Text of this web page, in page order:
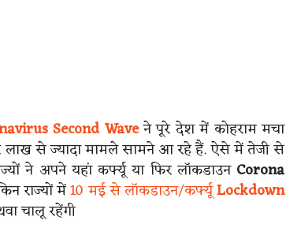
Second Waveने पूरे देश में कोहराम मचा
लाख से ज्यादा मामले सामने आ रहे हैं. ऐसे में तेजी से
ने अपने यहां कर्फ्यू या फिर लॉकडाउन Corona
राज्यों में10 मई से लॉकडाउन/कर्फ्यूLockdown
चालू रहेंगी